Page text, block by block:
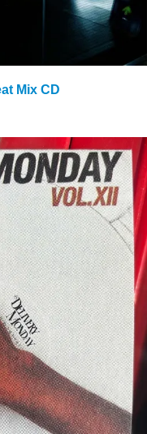
Mix CD